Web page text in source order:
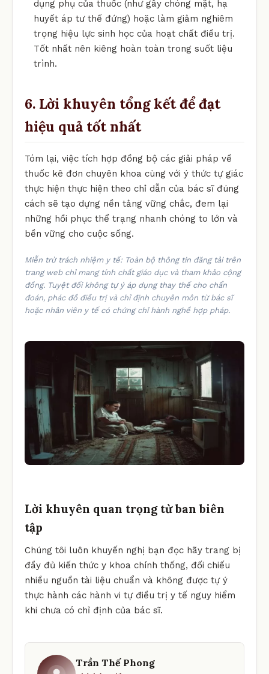
dụng phụ của thuốc (như gây chóng mặt, hạ
huyết áp tư thế đứng) hoặc làm giảm nghiêm
trọng hiệu lực sinh học của hoạt chất điều trị.
Tốt nhất nên kiêng hoàn toàn trong suốt liệu
trình.
6. Lời khuyên tổng kết để đạt
hiệu quả tốt nhất
Tóm lại, việc tích hợp đồng bộ các giải pháp về
thuốc kê đơn chuyên khoa cùng với ý thức tự giác
thực hiện thực hiện theo chỉ dẫn của bác sĩ đúng
cách sẽ tạo dựng nền tảng vững chắc, đem lại
những hồi phục thể trạng nhanh chóng to lớn và
bền vững cho cuộc sống.
Miễn trừ trách nhiệm y tế: Toàn bộ thông tin đăng tải trên
trang web chỉ mang tính chất giáo dục và tham khảo cộng
đồng. Tuyệt đối không tự ý áp dụng thay thế cho chẩn
đoán, phác đồ điều trị và chỉ định chuyên môn từ bác sĩ
hoặc nhân viên y tế có chứng chỉ hành nghề hợp pháp.
Lời khuyên quan trọng từ ban biên
tập
Chúng tôi luôn khuyến nghị bạn đọc hãy trang bị
đầy đủ kiến thức y khoa chính thống, đối chiếu
nhiều nguồn tài liệu chuẩn và không được tự ý
thực hành các hành vi tự điều trị y tế nguy hiểm
khi chưa có chỉ định của bác sĩ.
Trần Thế Phong